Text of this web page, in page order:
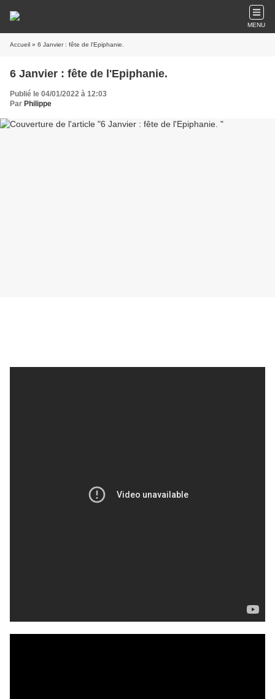
MENU
Accueil » 6 Janvier : fête de l'Epiphanie.
6 Janvier : fête de l'Epiphanie.
Publié le 04/01/2022 à 12:03
Par Philippe